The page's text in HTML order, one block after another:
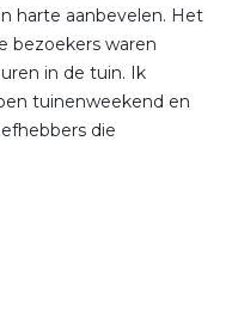
harte aanbevelen. Het
bezoekers waren
in de tuin. Ik
tuinenweekend en
die